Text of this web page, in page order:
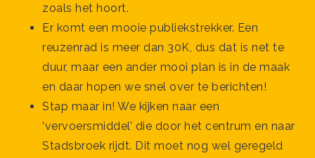
zoals het hoort.
Er komt een mooie publiekstrekker. Een
reuzenrad is meer dan 30K, dus dat is net te
duur, maar een ander mooi plan is in de maak
en daar hopen we snel over te berichten!
Stap maar in! We kijken naar een
‘vervoersmiddel’ die door het centrum en naar
Stadsbroek rijdt. Dit moet nog wel geregeld